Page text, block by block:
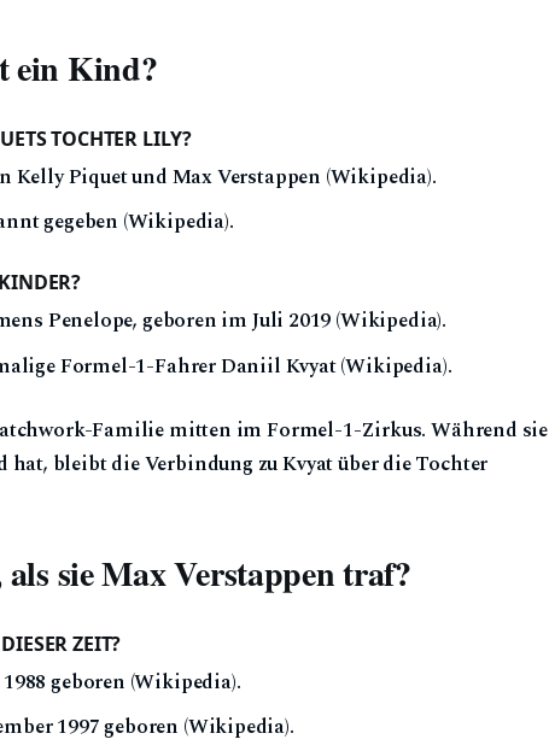
ein Kind?
TOCHTER LILY?
Kelly Piquet und Max Verstappen (Wikipedia).
gegeben (Wikipedia).
Penelope, geboren im Juli 2019 (Wikipedia).
Formel-1-Fahrer Daniil Kvyat (Wikipedia).
Familie mitten im Formel-1-Zirkus. Während sie
bleibt die Verbindung zu Kvyat über die Tochter
sie Max Verstappen traf?
ZEIT?
geboren (Wikipedia).
1997 geboren (Wikipedia).